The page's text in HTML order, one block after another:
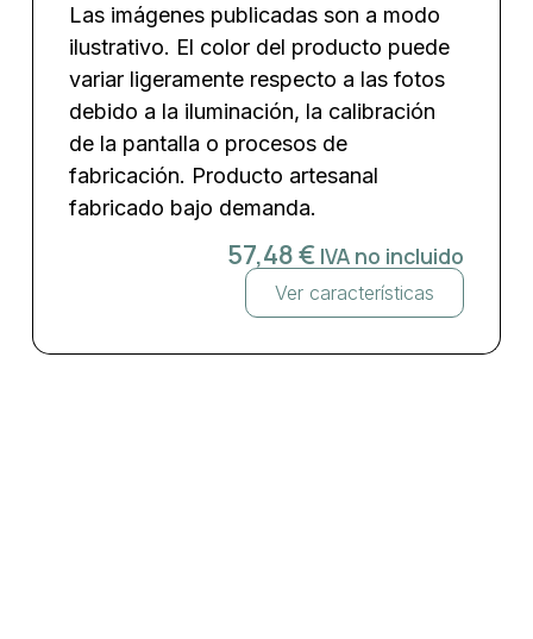
Las imágenes publicadas son a modo
ilustrativo. El color del producto puede
variar ligeramente respecto a las fotos
debido a la iluminación, la calibración
de la pantalla o procesos de
fabricación. Producto artesanal
fabricado bajo demanda.
57,48€ IVA no incluido
Ver características